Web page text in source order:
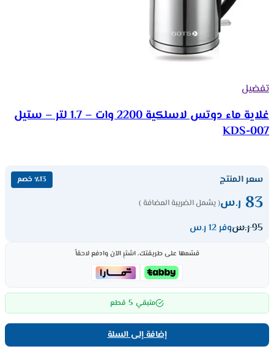
تفضيل
غلاية ماء دوتس لاسلكية 2200 وات – 1.7 لتر – ستيل
KDS-007
سعر المنتج ٪13 خصم
83 ر.س( يشمل الضريبة المضافة )
95ر.سوفر 12 ر.س
قسّمها على طريقتك، اشترِ الآن وادفع لاحقاً
متبقي 5 قطع
إضافة إلى السلة